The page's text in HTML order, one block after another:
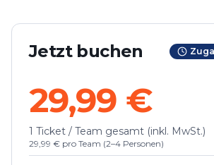
Jetzt buchen
29,99 €
1 Ticket / Team gesamt (inkl. MwSt.)
29,99 € pro Team (2–4 Personen)